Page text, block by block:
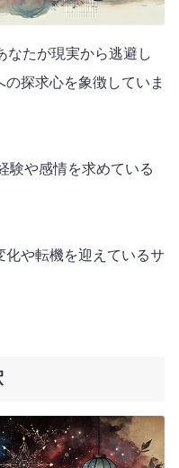
なたが現実から逃避し
探求心を象徴していま
験や感情を求めている
化や転機を迎えているサ